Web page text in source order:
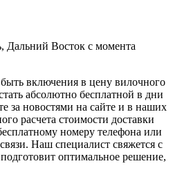
Дальний Восток с момента
включения в цену вилочного
абсолютно бесплатной в дни
за новостями на сайте и в наших
расчета стоимости доставки
номеру телефона или
Наш специалист свяжется с
оптимальное решение,